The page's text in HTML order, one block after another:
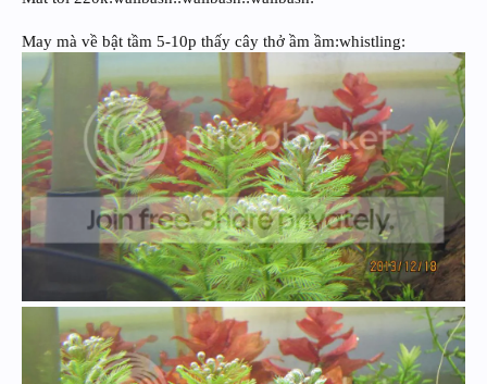
May mà về bật tầm 5-10p thấy cây thở ầm ầm:whistling: